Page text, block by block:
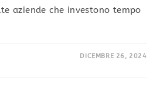
aziende che investono tempo
DICEMBRE 26, 2024